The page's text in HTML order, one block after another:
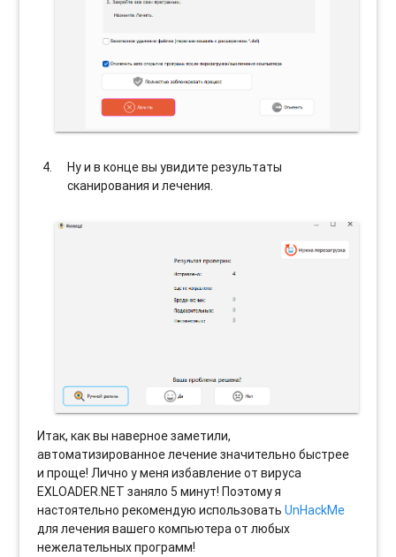
Ну и в конце вы увидите результаты
сканирования и лечения.
Итак, как вы наверное заметили,
автоматизированное лечение значительно быстрее
и проще! Лично у меня избавление от вируса
EXLOADER.NET заняло 5 минут! Поэтому я
настоятельно рекомендую использоватьUnHackMe
для лечения вашего компьютера от любых
нежелательных программ!